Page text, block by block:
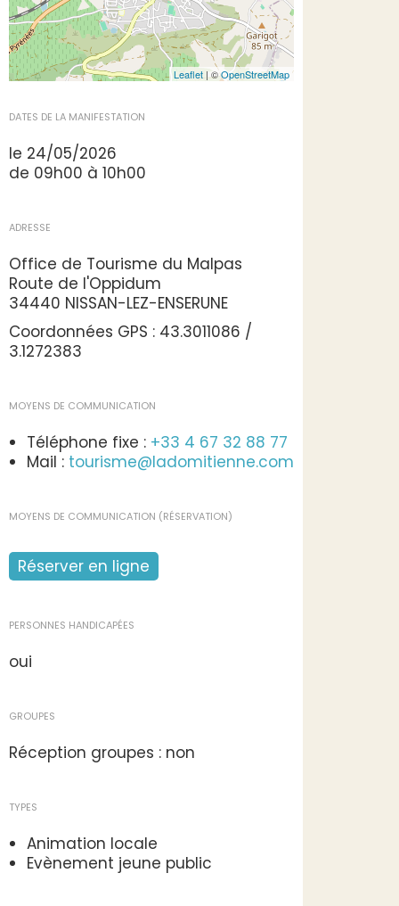
Leaflet | ©OpenStreetMap
DATES DE LA MANIFESTATION
le 24/05/2026
de 09h00 à 10h00
ADRESSE
Office de Tourisme du Malpas
Route de l'Oppidum
34440 NISSAN-LEZ-ENSERUNE
Coordonnées GPS : 43.3011086 /
3.1272383
MOYENS DE COMMUNICATION
Téléphone fixe : +33 4 67 32 88 77
Mail : tourisme@ladomitienne.com
MOYENS DE COMMUNICATION (RÉSERVATION)
Réserver en ligne
PERSONNES HANDICAPÉES
oui
GROUPES
Réception groupes : non
TYPES
Animation locale
Evènement jeune public